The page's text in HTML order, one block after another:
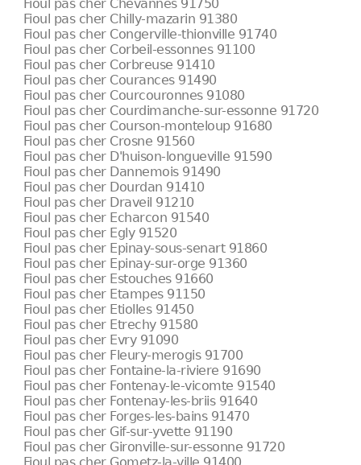
Fioul pas cher Chevannes 91750
Fioul pas cher Chilly-mazarin 91380
Fioul pas cher Congerville-thionville 91740
Fioul pas cher Corbeil-essonnes 91100
Fioul pas cher Corbreuse 91410
Fioul pas cher Courances 91490
Fioul pas cher Courcouronnes 91080
Fioul pas cher Courdimanche-sur-essonne 91720
Fioul pas cher Courson-monteloup 91680
Fioul pas cher Crosne 91560
Fioul pas cher D'huison-longueville 91590
Fioul pas cher Dannemois 91490
Fioul pas cher Dourdan 91410
Fioul pas cher Draveil 91210
Fioul pas cher Echarcon 91540
Fioul pas cher Egly 91520
Fioul pas cher Epinay-sous-senart 91860
Fioul pas cher Epinay-sur-orge 91360
Fioul pas cher Estouches 91660
Fioul pas cher Etampes 91150
Fioul pas cher Etiolles 91450
Fioul pas cher Etrechy 91580
Fioul pas cher Evry 91090
Fioul pas cher Fleury-merogis 91700
Fioul pas cher Fontaine-la-riviere 91690
Fioul pas cher Fontenay-le-vicomte 91540
Fioul pas cher Fontenay-les-briis 91640
Fioul pas cher Forges-les-bains 91470
Fioul pas cher Gif-sur-yvette 91190
Fioul pas cher Gironville-sur-essonne 91720